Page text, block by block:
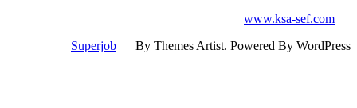
www.ksa-
Superjob
By Themes Artist. Powered By